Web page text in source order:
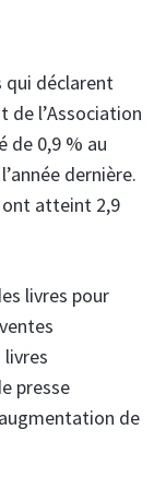
qui déclarent
de l’Association
de 0,9 % au
dernière.
ont atteint 2,9
livres pour
presse
de